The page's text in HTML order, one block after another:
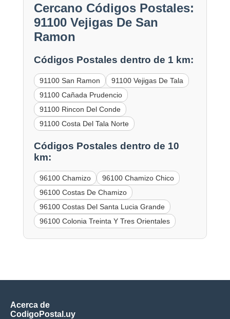
Cercano Códigos Postales:
91100 Vejigas De San
Ramon
Códigos Postales dentro de 1 km:
91100 San Ramon
91100 Vejigas De Tala
91100 Cañada Prudencio
91100 Rincon Del Conde
91100 Costa Del Tala Norte
Códigos Postales dentro de 10
km:
96100 Chamizo
96100 Chamizo Chico
96100 Costas De Chamizo
96100 Costas Del Santa Lucia Grande
96100 Colonia Treinta Y Tres Orientales
Acerca de
CodigoPostal.uy